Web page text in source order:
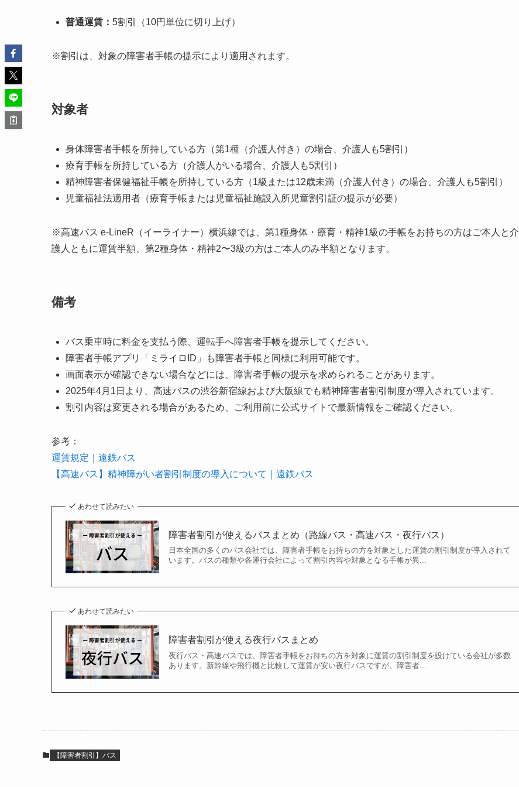
普通運賃： 5割引（10円単位に切り上げ）
※割引は、対象の障害者手帳の提示により適用されます。
対象者
身体障害者手帳を所持している方（第1種（介護人付き）の場合、介護人も5割引）
療育手帳を所持している方（介護人がいる場合、介護人も5割引）
精神障害者保健福祉手帳を所持している方（1級または12歳未満（介護人付き）の場合、介護人も5割引）
児童福祉法適用者（療育手帳または児童福祉施設入所児童割引証の提示が必要）
※高速バス e-LineR（イーライナー）横浜線では、第1種身体・療育・精神1級の手帳をお持ちの方はご本人と介
護人ともに運賃半額、第2種身体・精神2〜3級の方はご本人のみ半額となります。
備考
バス乗車時に料金を支払う際、運転手へ障害者手帳を提示してください。
障害者手帳アプリ「ミライロID」も障害者手帳と同様に利用可能です。
画面表示が確認できない場合などには、障害者手帳の提示を求められることがあります。
2025年4月1日より、高速バスの渋谷新宿線および大阪線でも精神障害者割引制度が導入されています。
割引内容は変更される場合があるため、ご利用前に公式サイトで最新情報をご確認ください。
参考：
運賃規定｜遠鉄バス
【高速バス】精神障がい者割引制度の導入について｜遠鉄バス
あわせて読みたい
障害者割引が使えるバスまとめ（路線バス・高速バス・夜行バス）
日本全国の多くのバス会社では、障害者手帳をお持ちの方を対象とした運賃の割引制度が導入されて
います。バスの種類や各運行会社によって割引内容や対象となる手帳が異...
あわせて読みたい
障害者割引が使える夜行バスまとめ
夜行バス・高速バスでは、障害者手帳をお持ちの方を対象に運賃の割引制度を設けている会社が多数
あります。新幹線や飛行機と比較して運賃が安い夜行バスですが、障害者...
【障害者割引】バス